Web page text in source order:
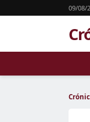
09/08/